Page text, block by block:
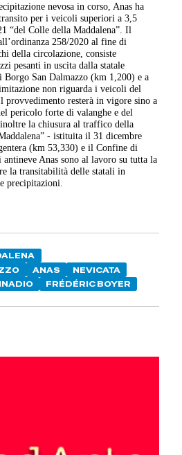
nevosa in corso, Anas ha
per i veicoli superiori a 3,5
“del Colle della Maddalena”. Il
258/2020 al fine di
della circolazione, consiste
pesanti in uscita dalla statale
Borgo San Dalmazzo (km 1,200) e a
non riguarda i veicoli del
provvedimento resterà in vigore sino a
pericolo forte di valanghe e del
la chiusura al traffico della
- istituita il 31 dicembre
(km 53,330) e il Confine di
Anas sono al lavoro su tutta la
la transitabilità delle statali in
precipitazioni.
ANAS
NEVICATA
FRÉDÉRIC BOYER